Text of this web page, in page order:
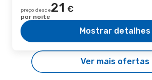
preço desde21 €
por noite
Mostrar detalhes
Ver mais ofertas